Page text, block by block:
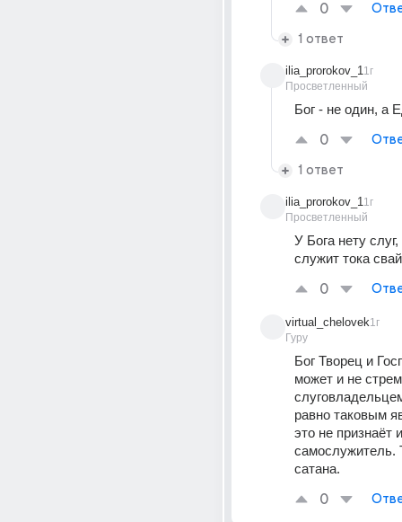
0
1 ответ
ilia_prorokov_1
Просветленный
1г
Бог - не один, а
0
1 ответ
ilia_prorokov_1
Просветленный
1г
У Бога нету
служит тока
0
virtual_chelovek
Гуру
1г
Бог Творец и
может и не
равно таковым
это не признаёт
самослужитель.
сатана.
0